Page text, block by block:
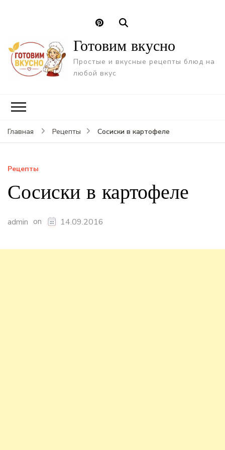
Готовим вкусно
Простые и вкусные рецепты блюд на
любой вкус
Главная Рецепты Сосиски в картофеле
Рецепты
Сосиски в картофеле
admin on 14.09.2016